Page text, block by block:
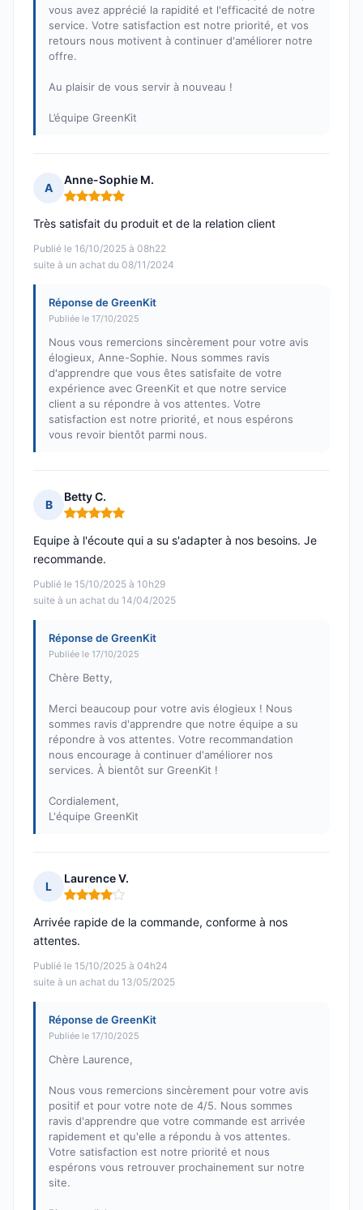
vous avez apprécié la rapidité et l'efficacité de notre
service. Votre satisfaction est notre priorité, et vos
retours nous motivent à continuer d'améliorer notre
offre.
Au plaisir de vous servir à nouveau !
L’équipe GreenKit
A
Anne-Sophie M.
Note : 5 sur 5
Publié le 16/10/2025 à 08h22
suite à un achat du 08/11/2024
Très satisfait du produit et de la relation client
Réponse de GreenKit
Publiée le 17/10/2025
Nous vous remercions sincèrement pour votre avis
élogieux, Anne-Sophie. Nous sommes ravis
d'apprendre que vous êtes satisfaite de votre
expérience avec GreenKit et que notre service
client a su répondre à vos attentes. Votre
satisfaction est notre priorité, et nous espérons
vous revoir bientôt parmi nous.
B
Betty C.
Note : 5 sur 5
Publié le 15/10/2025 à 10h29
suite à un achat du 14/04/2025
Equipe à l'écoute qui a su s'adapter à nos besoins. Je
recommande.
Réponse de GreenKit
Publiée le 17/10/2025
Chère Betty,
Merci beaucoup pour votre avis élogieux ! Nous
sommes ravis d'apprendre que notre équipe a su
répondre à vos attentes. Votre recommandation
nous encourage à continuer d'améliorer nos
services. À bientôt sur GreenKit !
Cordialement,
L'équipe GreenKit
L
Laurence V.
Note : 4 sur 5
Publié le 15/10/2025 à 04h24
suite à un achat du 13/05/2025
Arrivée rapide de la commande, conforme à nos
attentes.
Réponse de GreenKit
Publiée le 17/10/2025
Chère Laurence,
Nous vous remercions sincèrement pour votre avis
positif et pour votre note de 4/5. Nous sommes
ravis d'apprendre que votre commande est arrivée
rapidement et qu'elle a répondu à vos attentes.
Votre satisfaction est notre priorité et nous
espérons vous retrouver prochainement sur notre
site.